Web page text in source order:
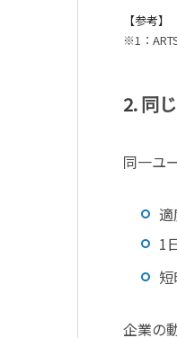
【参考】
※1：
2.同
同一ユ
1
企業の